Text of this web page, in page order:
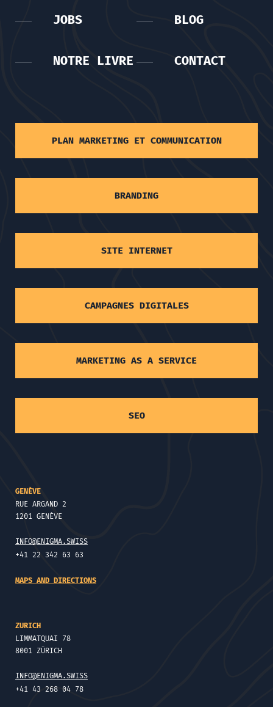
JOBS BLOG
NOTRE LIVRE CONTACT
PLAN MARKETING ET COMMUNICATION
BRANDING
SITE INTERNET
CAMPAGNES DIGITALES
MARKETING AS A SERVICE
SEO
GENÈVE
RUE ARGAND 2
1201 GENÈVE
INFO@ENIGMA.SWISS
+41 22 342 63 63
MAPS AND DIRECTIONS
ZURICH
LIMMATQUAI 78
8001 ZÜRICH
INFO@ENIGMA.SWISS
+41 43 268 04 78